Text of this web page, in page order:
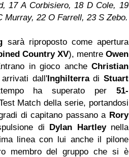
17 A Corbisiero, 18 D Cole, 19
Murray, 22 O Farrell, 23 S Zebo.
sarà riproposto come apertura
Country XV), mentre Owen
in gioco anche Christian
dall'InghilterradiStuart
ha superato per 51-
Match della serie, portandosi
di capitano passano a Rory
di Dylan Hartleynella
linea con lui anche il pilone
membro del gruppo che si è